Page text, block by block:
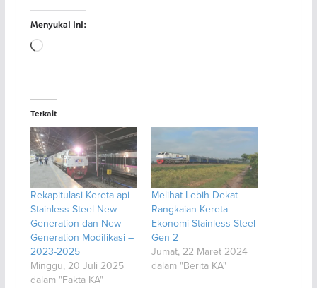
Menyukai ini:
Memuat...
Terkait
Rekapitulasi Kereta api
Stainless Steel New
Generation dan New
Generation Modifikasi –
2023-2025
Minggu, 20 Juli 2025
dalam "Fakta KA"
Melihat Lebih Dekat
Rangkaian Kereta
Ekonomi Stainless Steel
Gen 2
Jumat, 22 Maret 2024
dalam "Berita KA"